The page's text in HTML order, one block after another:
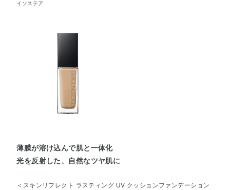
イソステア
薄膜が溶け込んで肌と一体化
光を反射した、自然なツヤ肌に
＜スキンリフレクト ラスティング UV クッションファンデーション